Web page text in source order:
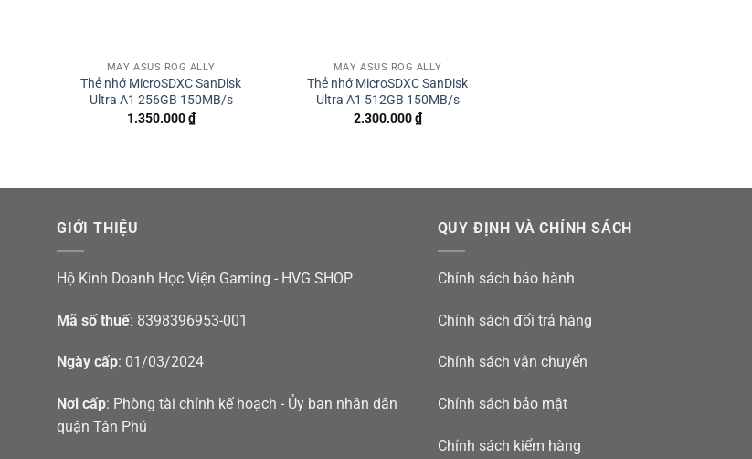
MÁY ASUS ROG ALLY
Thẻ nhớ MicroSDXC SanDisk
Ultra A1 256GB 150MB/s
1.350.000₫
MÁY ASUS ROG ALLY
Thẻ nhớ MicroSDXC SanDisk
Ultra A1 512GB 150MB/s
2.300.000₫
GIỚI THIỆU
Hộ Kinh Doanh Học Viện Gaming - HVG SHOP
Mã số thuế: 8398396953-001
Ngày cấp: 01/03/2024
Nơi cấp: Phòng tài chính kế hoạch - Ủy ban nhân dân
quận Tân Phú
QUY ĐỊNH VÀ CHÍNH SÁCH
Chính sách bảo hành
Chính sách đổi trả hàng
Chính sách vận chuyển
Chính sách bảo mật
Chính sách kiểm hàng